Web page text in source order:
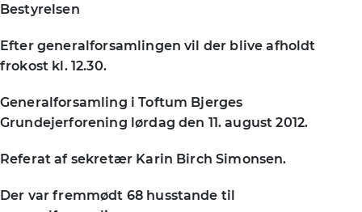
Bestyrelsen
Efter generalforsamlingen vil der blive afholdt
frokost kl. 12.30.
Generalforsamling i Toftum Bjerges
Grundejerforening lørdag den 11. august 2012.
Referat af sekretær Karin Birch Simonsen.
Der var fremmødt 68 husstande til